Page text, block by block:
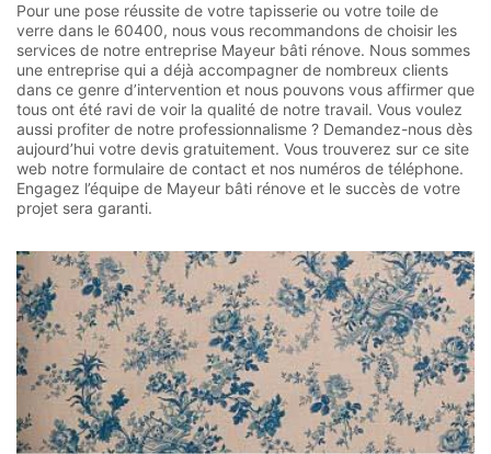
Pour une pose réussite de votre tapisserie ou votre toile de
verre dans le 60400, nous vous recommandons de choisir les
services de notre entreprise Mayeur bâti rénove. Nous sommes
une entreprise qui a déjà accompagner de nombreux clients
dans ce genre d’intervention et nous pouvons vous affirmer que
tous ont été ravi de voir la qualité de notre travail. Vous voulez
aussi profiter de notre professionnalisme ? Demandez-nous dès
aujourd’hui votre devis gratuitement. Vous trouverez sur ce site
web notre formulaire de contact et nos numéros de téléphone.
Engagez l’équipe de Mayeur bâti rénove et le succès de votre
projet sera garanti.